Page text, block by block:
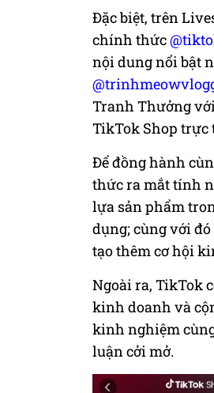
Đặc biệt, trên
chính thức
nội dung nổi bật
Tranh Thưởng
TikTok Shop trực
Đểđồng hành
thức ra mắt tính
lựa sản phẩm
dụng; cùng với
tạo thêm cơ hội
Ngoàira, TikTok
kinh doanh và
kinh nghiệm
luận cởi mở.